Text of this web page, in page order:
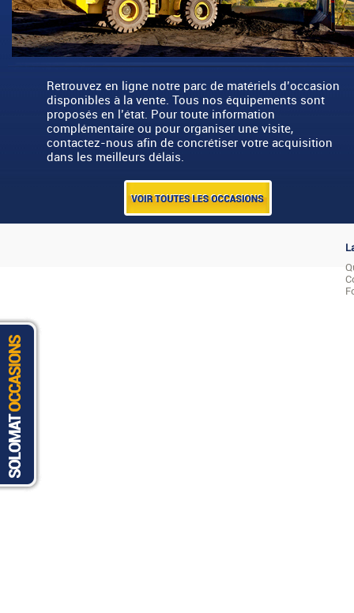
Retrouvez en ligne notre parc de matériels d’occasion
disponibles à la vente. Tous nos équipements sont
proposés en l’état. Pour toute information
complémentaire ou pour organiser une visite,
contactez-nous afin de concrétiser votre acquisition
dans les meilleurs délais.